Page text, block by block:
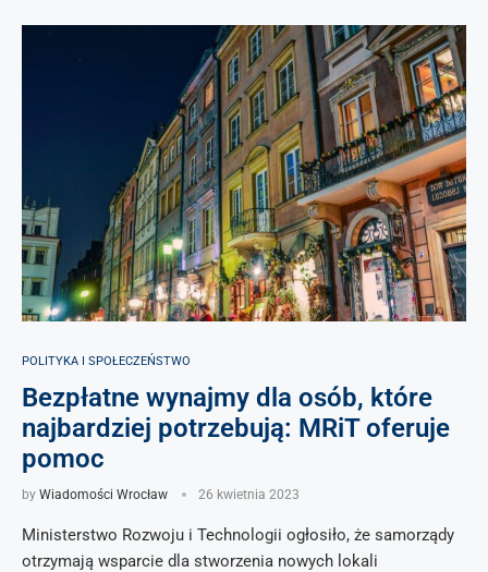
POLITYKA I SPOŁECZEŃSTWO
Bezpłatne wynajmy dla osób, które
najbardziej potrzebują: MRiT oferuje
pomoc
by Wiadomości Wrocław 26 kwietnia 2023
Ministerstwo Rozwoju i Technologii ogłosiło, że samorządy
otrzymają wsparcie dla stworzenia nowych lokali